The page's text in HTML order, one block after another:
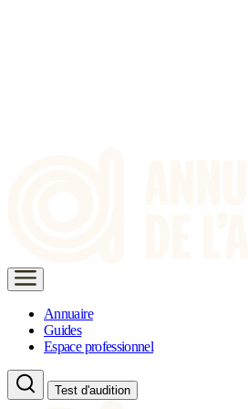
Annuaire
Guides
Espace professionnel
Test d'audition